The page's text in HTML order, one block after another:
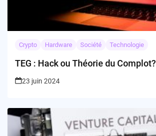
Crypto Hardware Société Technologie
TEG : Hack ou Théorie du Complot?
23 juin 2024